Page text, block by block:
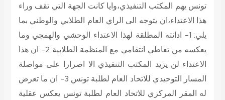
تونس يهم المكتب التنفيذي،وايا كانت الجهة التي تقف وراء
هذا الاعتداء،ان يتوجه الى الراي العام الطلابي والوطني بما
يلي: 1- ادانته المطلقة لهذا الاعتداء الوحشي والهمجي وما
يعكسه من تعاطي انتقامي مع المنظمة الطلابية 2- ان هذا
الاعتداء لن يزيد المكتب التنفيذي الا اصرارا على مواصلة
المسار التوحيدي للاتحاد العام لطلبة تونس 3- ان ما تعرض
له المقر المركزي للاتحاد العام لطلبة تونس يعكس عقلية